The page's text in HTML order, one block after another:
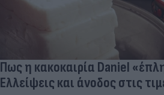
Πως η κακοκαιρία Daniel
Ελλείψεις και άνοδος στις